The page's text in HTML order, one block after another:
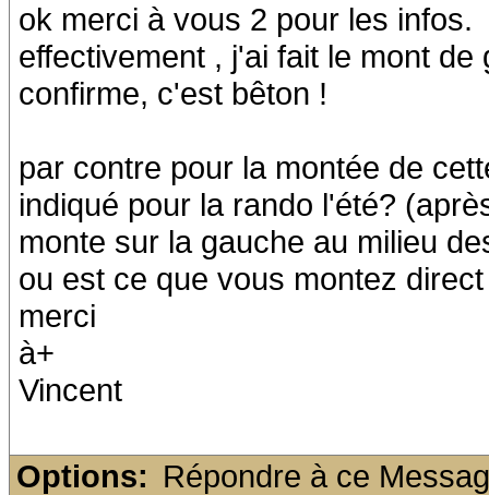
ok merci à vous 2 pour les infos.
effectivement , j'ai fait le mont
confirme, c'est bêton !
par contre pour la montée de
indiqué pour la rando l'été?
monte sur la gauche au milieu
ou est ce que vous montez
merci
à+
Vincent
Options: Répondre à ce